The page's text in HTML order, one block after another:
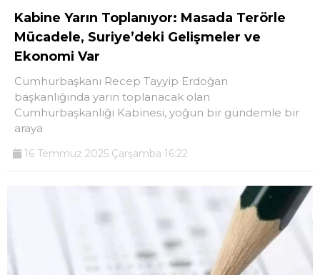
Kabine Yarın Toplanıyor: Masada Terörle
Mücadele, Suriye’deki Gelişmeler ve
Ekonomi Var
Cumhurbaşkanı Recep Tayyip Erdoğan
başkanlığında yarın toplanacak olan
Cumhurbaşkanlığı Kabinesi, yoğun bir gündemle bir
araya
16 Temmuz 2025 Çarşamba 16:22